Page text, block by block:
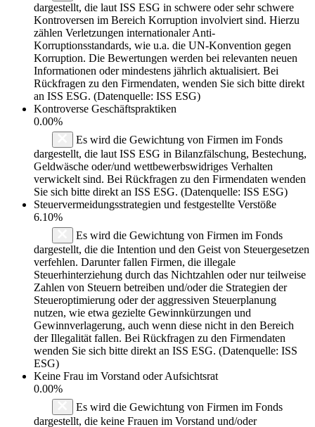
dargestellt, die laut ISS ESG in schwere oder sehr schwere
Kontroversen im Bereich Korruption involviert sind. Hierzu
zählen Verletzungen internationaler Anti-
Korruptionsstandards, wie u.a. die UN-Konvention gegen
Korruption. Die Bewertungen werden bei relevanten neuen
Informationen oder mindestens jährlich aktualisiert. Bei
Rückfragen zu den Firmendaten, wenden Sie sich bitte direkt
an ISS ESG. (Datenquelle: ISS ESG)
Kontroverse Geschäftspraktiken
0.00%
Es wird die Gewichtung von Firmen im Fonds
dargestellt, die laut ISS ESG in Bilanzfälschung, Bestechung,
Geldwäsche oder/und wettbewerbswidriges Verhalten
verwickelt sind. Bei Rückfragen zu den Firmendaten wenden
Sie sich bitte direkt an ISS ESG. (Datenquelle: ISS ESG)
Steuervermeidungsstrategien und festgestellte Verstöße
6.10%
Es wird die Gewichtung von Firmen im Fonds
dargestellt, die die Intention und den Geist von Steuergesetzen
verfehlen. Darunter fallen Firmen, die illegale
Steuerhinterziehung durch das Nichtzahlen oder nur teilweise
Zahlen von Steuern betreiben und/oder die Strategien der
Steueroptimierung oder der aggressiven Steuerplanung
nutzen, wie etwa gezielte Gewinnkürzungen und
Gewinnverlagerung, auch wenn diese nicht in den Bereich
der Illegalität fallen. Bei Rückfragen zu den Firmendaten
wenden Sie sich bitte direkt an ISS ESG. (Datenquelle: ISS
ESG)
Keine Frau im Vorstand oder Aufsichtsrat
0.00%
Es wird die Gewichtung von Firmen im Fonds
dargestellt, die keine Frauen im Vorstand und/oder